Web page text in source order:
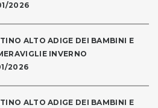
2026
ALTO ADIGE DEI BAMBINI E
INVERNO
2026
ALTO ADIGE DEI BAMBINI E